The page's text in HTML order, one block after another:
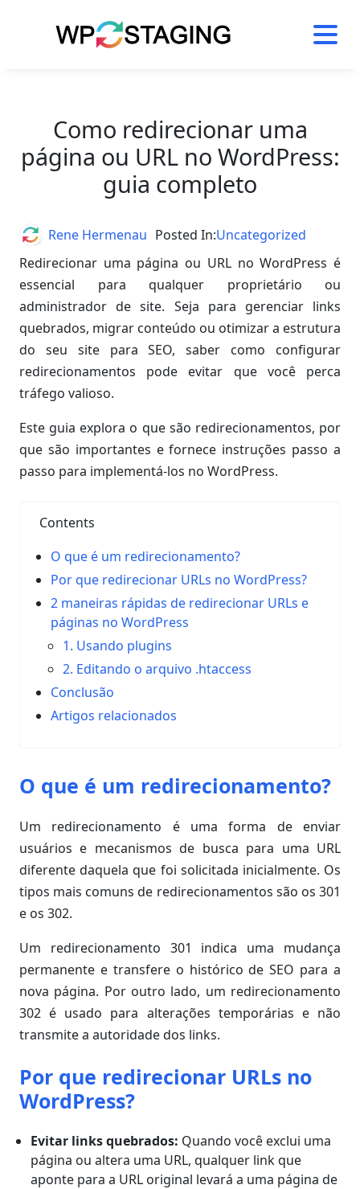
Como redirecionar uma
página ou URL no WordPress:
guia completo
Redirecionar uma página ou URL no WordPress é
essencial para qualquer proprietário ou
administrador de site. Seja para gerenciar links
quebrados, migrar conteúdo ou otimizar a estrutura
do seu site para SEO, saber como configurar
redirecionamentos pode evitar que você perca
tráfego valioso.
Este guia explora o que são redirecionamentos, por
que são importantes e fornece instruções passo a
passo para implementá-los no WordPress.
Contents
O que é um redirecionamento?
Por que redirecionar URLs no WordPress?
2 maneiras rápidas de redirecionar URLs e
páginas no WordPress
1. Usando plugins
2. Editando o arquivo .htaccess
Conclusão
Artigos relacionados
O que é um redirecionamento?
Um redirecionamento é uma forma de enviar
usuários e mecanismos de busca para uma URL
diferente daquela que foi solicitada inicialmente. Os
tipos mais comuns de redirecionamentos são os 301
e os 302.
Um redirecionamento 301 indica uma mudança
permanente e transfere o histórico de SEO para a
nova página. Por outro lado, um redirecionamento
302 é usado para alterações temporárias e não
transmite a autoridade dos links.
Por que redirecionar URLs no
WordPress?
Evitar links quebrados: Quando você exclui uma
página ou altera uma URL, qualquer link que
aponte para a URL original levará a uma página de
AuthorRene Hermenau Posted In:Uncategorized